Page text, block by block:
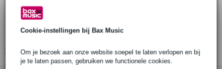
Cookie-instellingen bij Bax Music
Om je bezoek aan onze website soepel te laten verlopen en bij
je te laten passen, gebruiken we functionele cookies.
Nedis TVWM1430BK
wandsteun voor flatscreen TV en computerscherm
beeldformaat: 23 inch - 55 inch
Bekijk alle productspecificaties